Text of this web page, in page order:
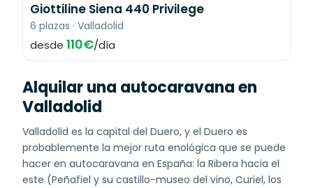
Giottiline Siena 440 Privilege
6 plazas · Valladolid
desde110€/día
Alquilar una autocaravana en
Valladolid
Valladolid es la capital del Duero, y el Duero es
probablemente la mejor ruta enológica que se puede
hacer en autocaravana en España: la Ribera hacia el
este (Peñafiel y su castillo-museo del vino, Curiel, los